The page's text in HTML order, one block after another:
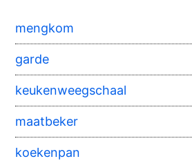
mengkom
garde
keukenweegschaal
maatbeker
koekenpan